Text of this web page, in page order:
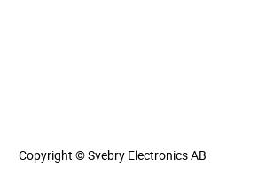
Copyright © Svebry Electronics AB